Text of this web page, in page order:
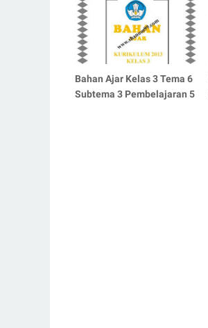
Bahan Ajar Kelas 3 Tema 6
Subtema 3 Pembelajaran 5